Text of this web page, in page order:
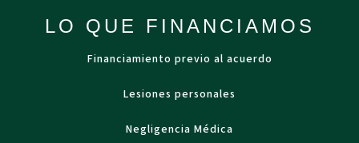
LO QUE FINANCIAMOS
Financiamiento previo al acuerdo
Lesiones personales
Negligencia Médica